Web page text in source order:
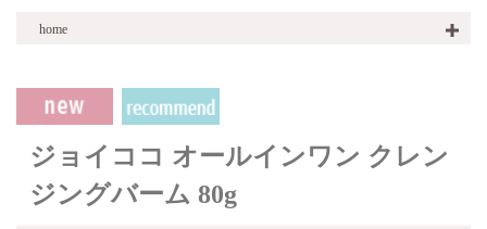
home
ALL IN ONE CLEANSING BALM オールインワンクレンジングバ
ーム
ジョイココ オールインワン クレン
ジングバーム 80g